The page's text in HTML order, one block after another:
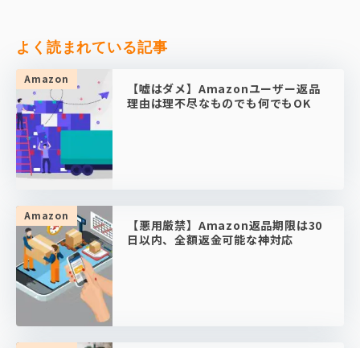
よく読まれている記事
Amazon
【嘘はダメ】Amazonユーザー返品
理由は理不尽なものでも何でもOK
Amazon
【悪用厳禁】Amazon返品期限は30
日以内、全額返金可能な神対応